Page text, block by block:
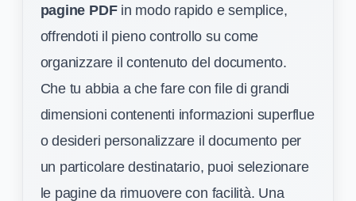
pagine PDFin modo rapido e semplice,
offrendoti il pieno controllo su come
organizzare il contenuto del documento.
Che tu abbia a che fare con file di grandi
dimensioni contenenti informazioni superflue
o desideri personalizzare il documento per
un particolare destinatario, puoi selezionare
le pagine da rimuovere con facilità. Una